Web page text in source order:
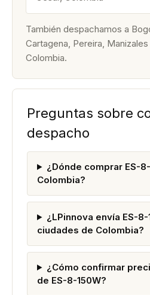
También despachamos a
Cartagena, Pereira,
Colombia.
Preguntas sobre
despacho
¿Dónde comprar ES-
Colombia?
¿LPinnova envía ES-
ciudades de Colombia?
¿Cómo confirmar
de ES-8-150W?